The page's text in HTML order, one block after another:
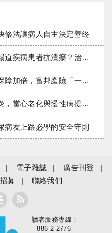
修法讓病人自主決定善終
瘍？治療進展與健保給付困境一次看
一期逐夢」專案加碼遠距醫療與緊急救援
心老化與慢性病提早報到
病友上路必學的安全守則
電子雜誌
廣告刊登
募 聯絡我們
大家健康
讀者服務專線：
886-2-2776-